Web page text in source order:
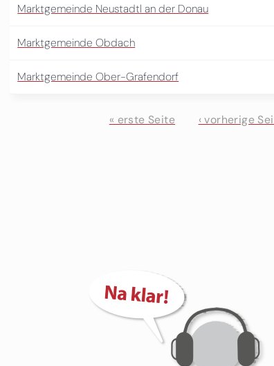
Marktgemeinde Neustadtl an der Donau
Marktgemeinde Obdach
Marktgemeinde Ober-Grafendorf
« erste Seite ‹ vorherige